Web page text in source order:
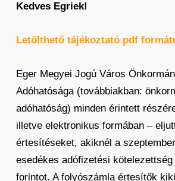
Kedves Egriek!
Letölthető tájékoztató pdf
Eger Megyei Jogú Város
Adóhatósága (továbbiakban:
adóhatóság) minden érintett
illetve elektronikus formában –
értesítéseket, akiknél a
esedékes adófizetési
forintot. A folyószámla értesítők